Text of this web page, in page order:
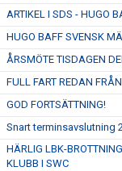
ARTIKEL I SDS - HUGO
HUGO BAFF SVENSK
ÅRSMÖTE TISDAGEN
FULL FART REDAN
GOD FORTSÄTTNING!
Snart terminsavslutning
HÄRLIG LBK-
KLUBB I SWC